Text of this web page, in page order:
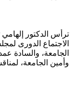
ترأس الدكتور
الاجتماع الدورى
الجامعة، والسادة
وأمين الجامعة،